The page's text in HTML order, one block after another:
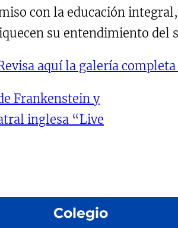
con la educación
su entendimiento del
aquí la galería
Frankenstein y
inglesa “Live
Colegio